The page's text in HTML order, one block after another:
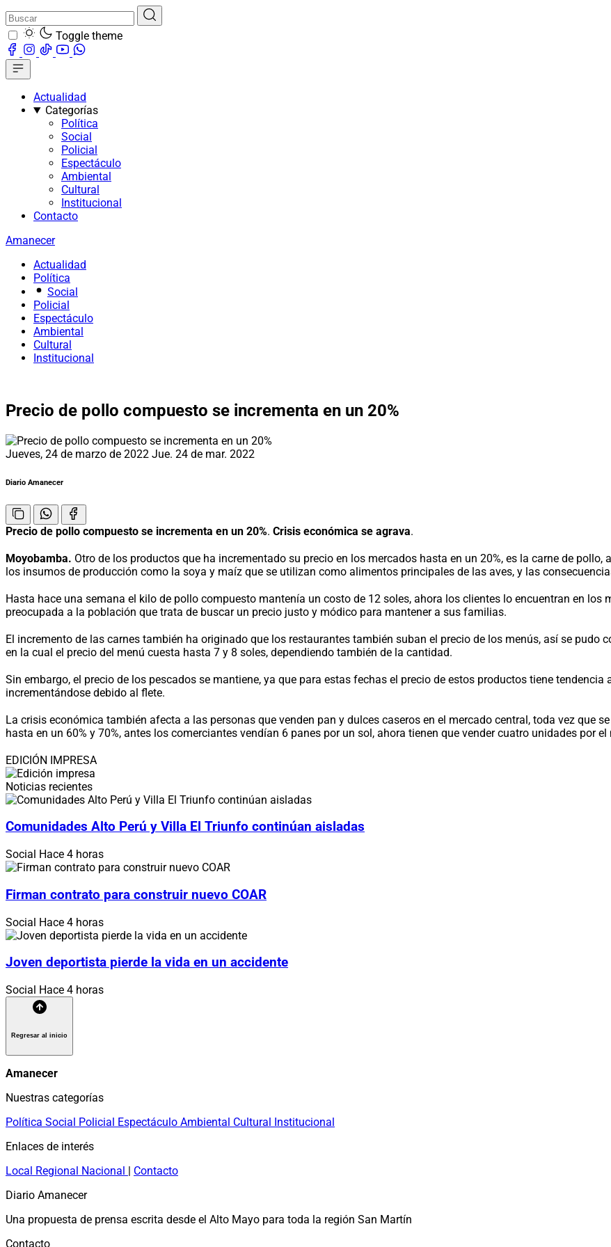
Toggle theme
Actualidad
Categorías
Política
Social
Policial
Espectáculo
Ambiental
Cultural
Institucional
Contacto
Amanecer
Actualidad
Política
Social
Policial
Espectáculo
Ambiental
Cultural
Institucional
Precio de pollo compuesto se incrementa en un 20%
Jueves, 24 de marzo de 2022 Jue. 24 de mar. 2022
Diario Amanecer
Precio de pollo compuesto se incrementa en un 20%. Crisis económica se agrava.
Moyobamba. Otro de los productos que ha incrementado su precio en los mercados hasta en un 20%, es la carne de
los insumos de producción como la soya y maíz que se utilizan como alimentos principales de las aves, y las
Hasta hace una semana el kilo de pollo compuesto mantenía un costo de 12 soles, ahora los clientes lo encuentran en los
preocupada a la población que trata de buscar un precio justo y módico para mantener a sus familias.
El incremento de las carnes también ha originado que los restaurantes también suban el precio de los menús, así se pudo
en la cual el precio del menú cuesta hasta 7 y 8 soles, dependiendo también de la cantidad.
Sin embargo, el precio de los pescados se mantiene, ya que para estas fechas el precio de estos productos tiene
incrementándose debido al flete.
La crisis económica también afecta a las personas que venden pan y dulces caseros en el mercado central, toda vez que
hasta en un 60% y 70%, antes los comerciantes vendían 6 panes por un sol, ahora tienen que vender cuatro unidades por
EDICIÓN IMPRESA
Noticias recientes
Comunidades Alto Perú y Villa El Triunfo continúan aisladas
Social Hace 4 horas
Firman contrato para construir nuevo COAR
Social Hace 4 horas
Joven deportista pierde la vida en un accidente
Social Hace 4 horas
Regresar al inicio
Amanecer
Nuestras categorías
Política Social Policial Espectáculo Ambiental Cultural Institucional
Enlaces de interés
Local Regional Nacional | Contacto
Diario Amanecer
Una propuesta de prensa escrita desde el Alto Mayo para toda la región San Martín
Contacto